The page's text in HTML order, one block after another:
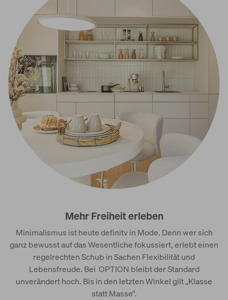
Mehr Freiheit erleben
Minimalismus ist heute definitv in Mode. Denn wer sich
ganz bewusst auf das Wesentliche fokussiert, erlebt einen
regelrechten Schub in Sachen Flexibilität und
Lebensfreude. Bei OPTION bleibt der Standard
unverändert hoch. Bis in den letzten Winkel gilt „Klasse
statt Masse“.